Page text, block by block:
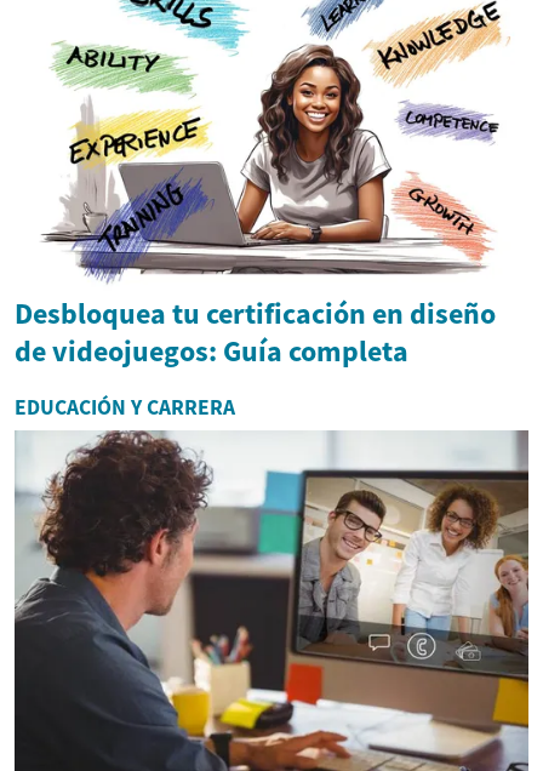
Desbloquea tu certificación en diseño
de videojuegos: Guía completa
EDUCACIÓN Y CARRERA